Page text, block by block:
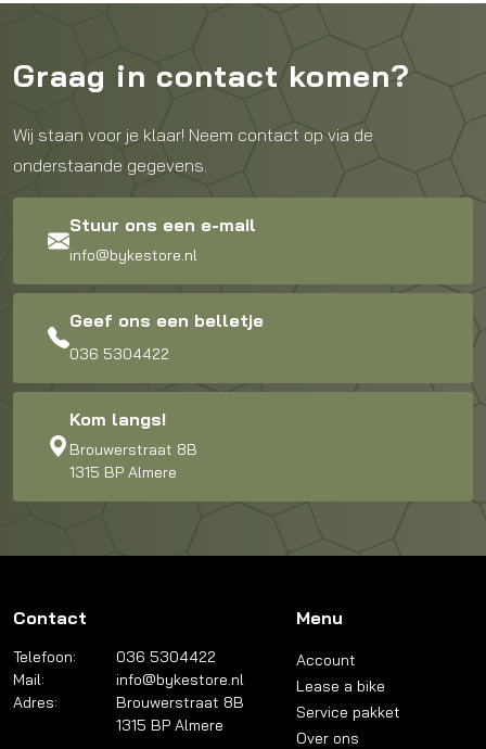
Graag in contact komen?
Wij staan voor je klaar! Neem contact op via de
onderstaande gegevens.
Stuur ons een e-mail
info@bykestore.nl
Geef ons een belletje
036 5304422
Kom langs!
Brouwerstraat 8B
1315 BP Almere
Contact
Telefoon:
036 5304422
Mail:
info@bykestore.nl
Adres:
Brouwerstraat 8B
1315 BP Almere
Menu
Account
Lease a bike
Service pakket
Over ons